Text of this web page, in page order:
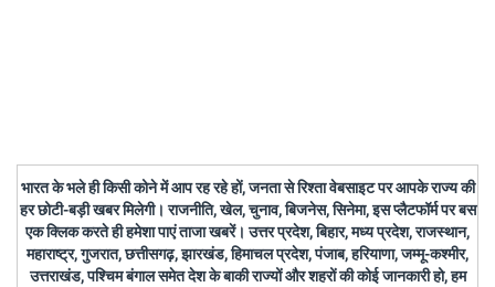
भारत के भले ही किसी कोने में आप रह रहे हों, जनता से रिश्ता वेबसाइट पर आपके राज्य की
हर छोटी-बड़ी खबर मिलेगी। राजनीति, खेल, चुनाव, बिजनेस, सिनेमा, इस प्लैटफॉर्म पर बस
एक क्लिक करते ही हमेशा पाएं ताजा खबरें। उत्तर प्रदेश, बिहार, मध्य प्रदेश, राजस्थान,
महाराष्ट्र, गुजरात, छत्तीसगढ़, झारखंड, हिमाचल प्रदेश, पंजाब, हरियाणा, जम्मू-कश्मीर,
उत्तराखंड, पश्चिम बंगाल समेत देश के बाकी राज्यों और शहरों की कोई जानकारी हो, हम